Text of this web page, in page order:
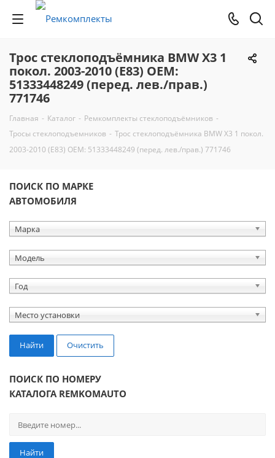
Трос стеклоподъёмника BMW X3 1
покол. 2003-2010 (E83) ОЕМ:
51333448249 (перед. лев./прав.)
771746
Главная - Каталог - Ремкомплекты стеклоподъёмников -
Тросы стеклоподъемников - Трос стеклоподъёмника BMW X3 1 покол.
2003-2010 (E83) ОЕМ: 51333448249 (перед. лев./прав.) 771746
ПОИСК ПО МАРКЕ
АВТОМОБИЛЯ
Марка
Модель
Год
Место установки
Найти Очистить
ПОИСК ПО НОМЕРУ
КАТАЛОГА REMKOMAUTO
Найти